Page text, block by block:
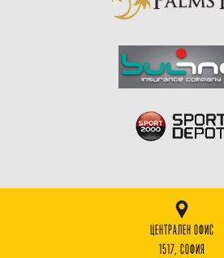
ЦЕНТРАЛЕН ОФИС
1517, СОФИЯ